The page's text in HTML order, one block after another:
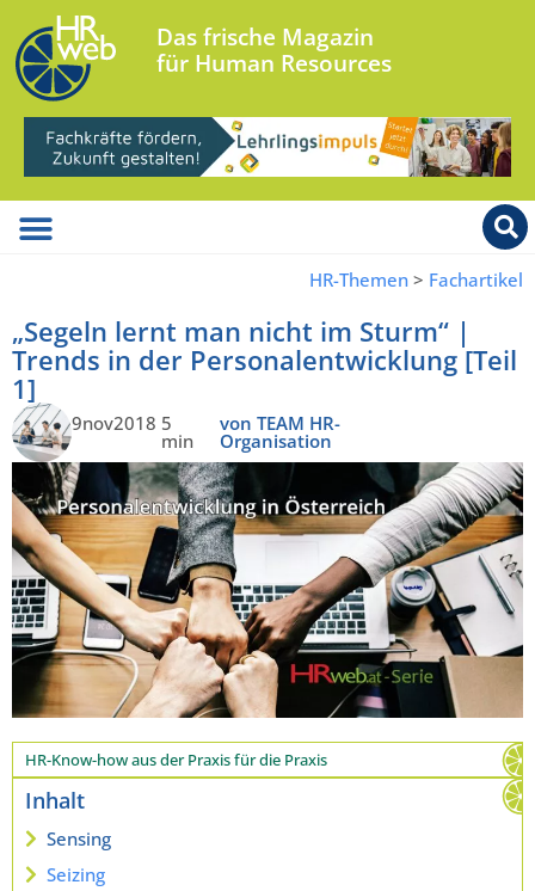
Das frische Magazin
für Human Resources
HR-Themen > Fachartikel
„Segeln lernt man nicht im Sturm“ |
Trends in der Personalentwicklung [Teil
1]
9nov2018 5
min
von TEAM HR-
Organisation
HR-Know-how aus der Praxis für die Praxis
Inhalt
Sensing
Seizing